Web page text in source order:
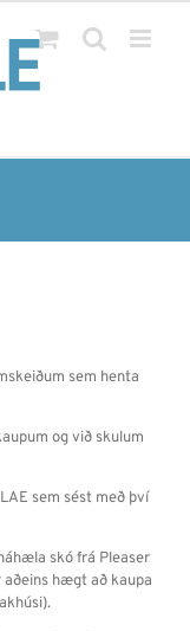
sem henta
og við skulum
sem sést með því
skó frá Pleaser
aðeins hægt að kaupa